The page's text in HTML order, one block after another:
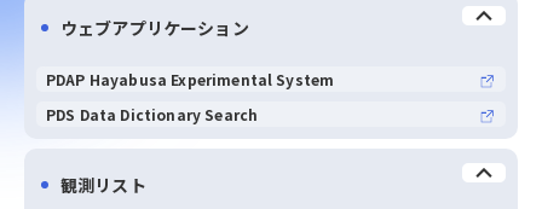
ウェブアプリケーション
PDAP Hayabusa Experimental System
PDS Data Dictionary Search
観測リスト